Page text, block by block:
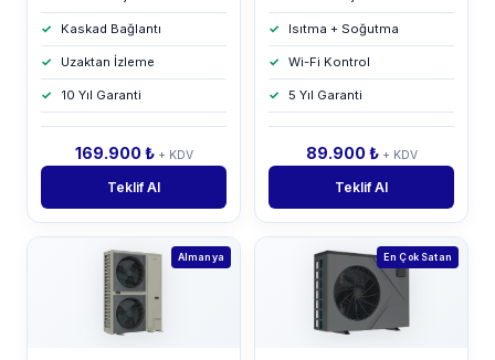
Kaskad Bağlantı
Uzaktan İzleme
10 Yıl Garanti
169.900 ₺ + KDV
Teklif Al
Isıtma + Soğutma
Wi-Fi Kontrol
5 Yıl Garanti
89.900 ₺ + KDV
Teklif Al
Almanya En Çok Satan